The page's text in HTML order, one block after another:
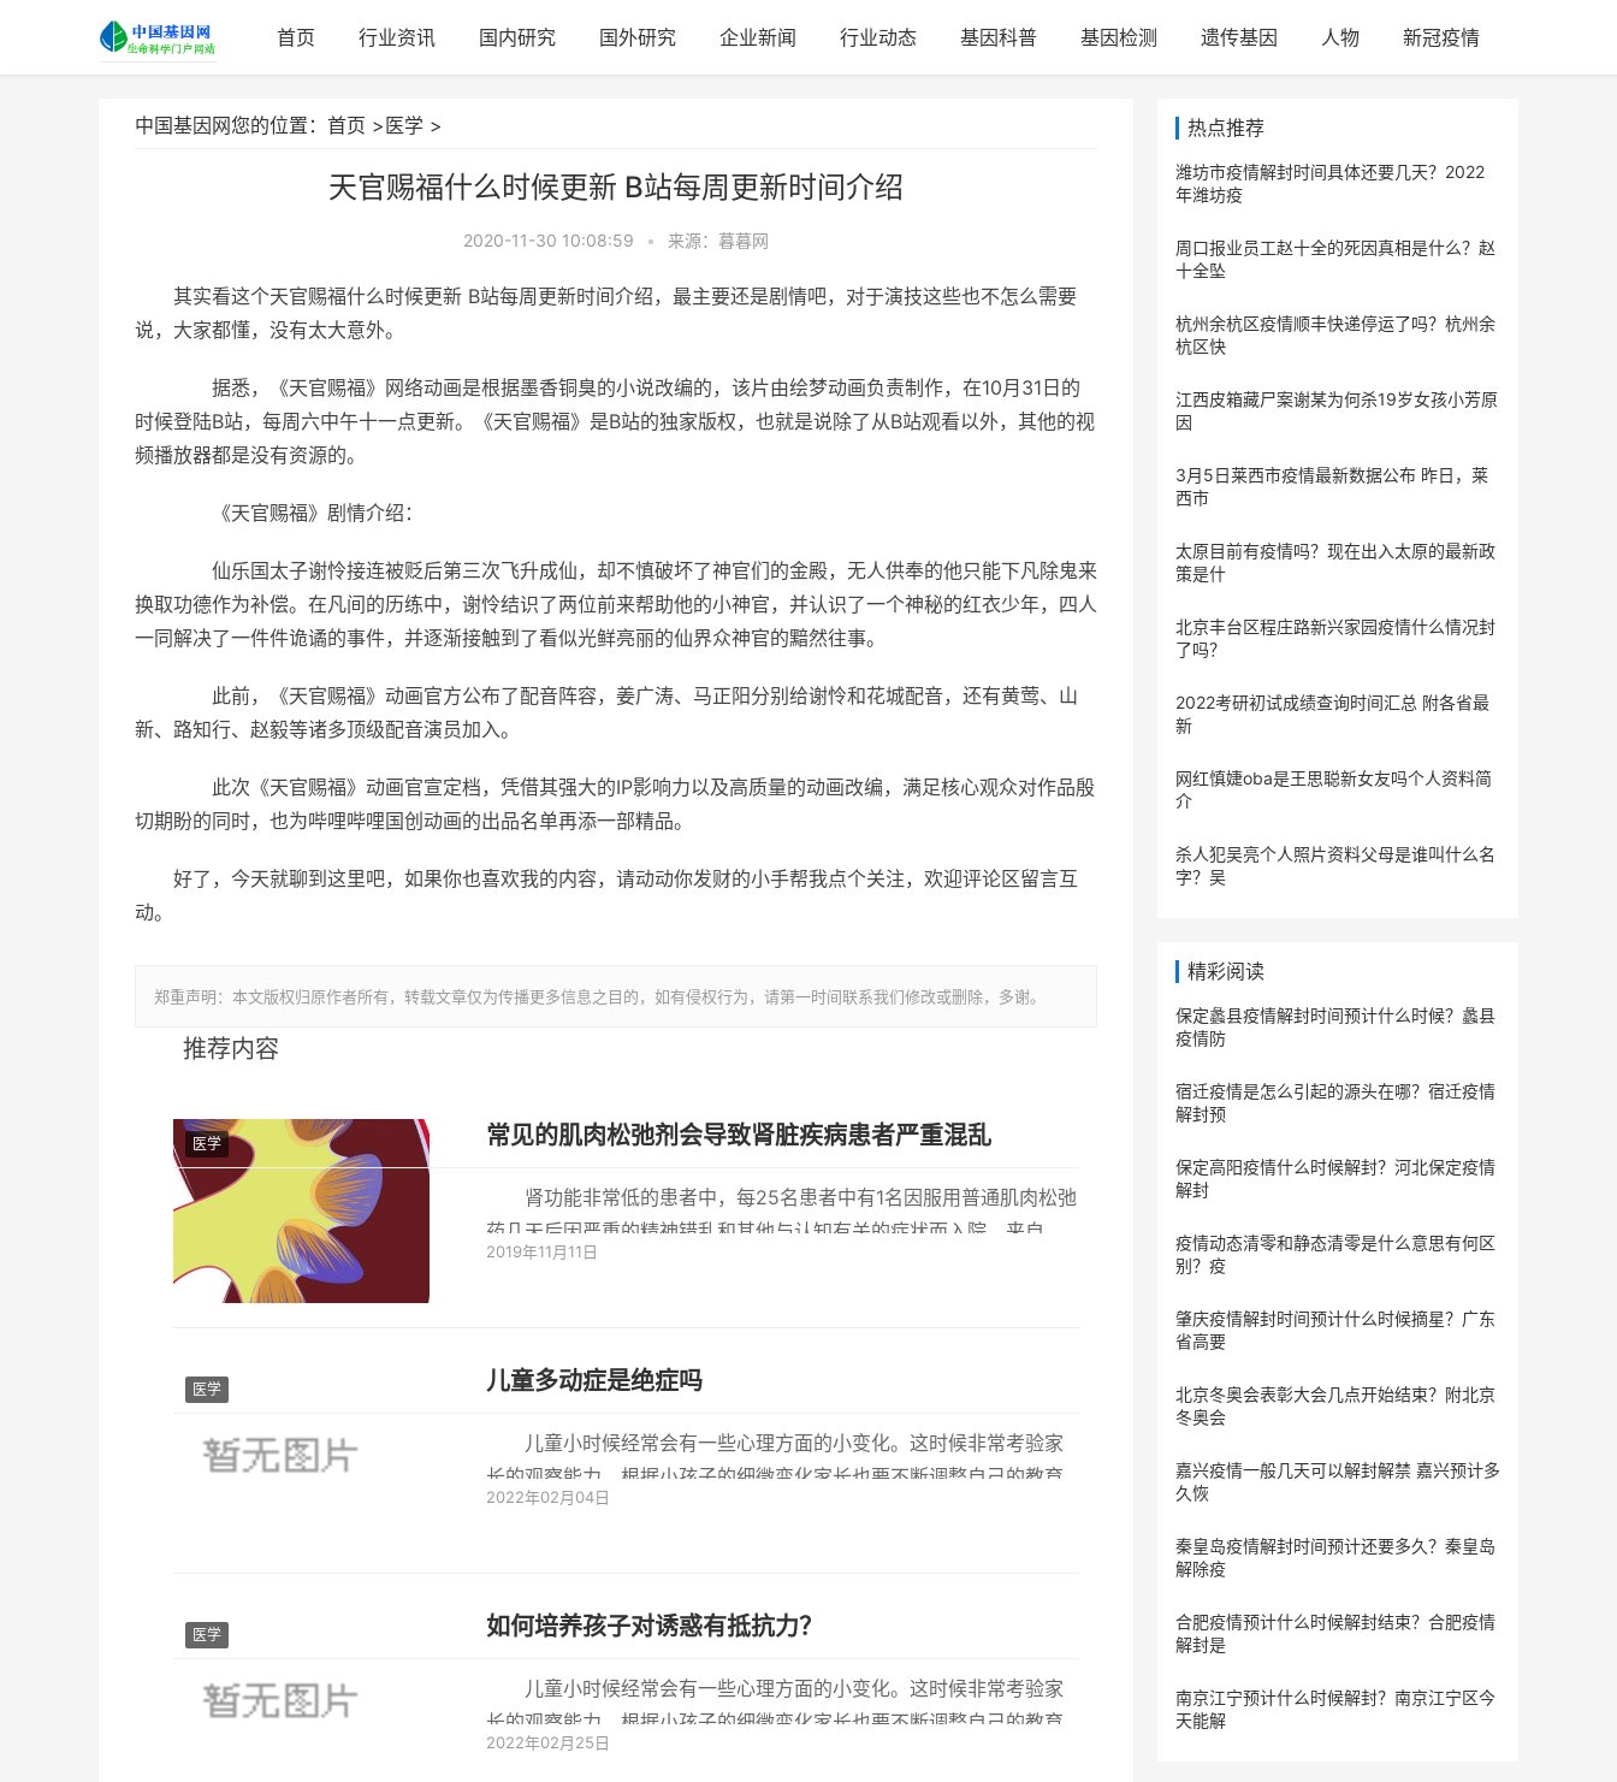
首页 行业资讯 国内研究 国外研究 企业新闻 行业动态 基因科普 基因检测 遗传基因 人物 新冠疫情
中国基因网您的位置： 首页 > 医学 >
天官赐福什么时候更新 B站每周更新时间介绍
2020-11-30 10:08:59 • 来源：暮暮网
其实看这个天官赐福什么时候更新 B站每周更新时间介绍，最主要还是剧情吧，对于演技这些也不怎么需要
说，大家都懂，没有太大意外。
据悉，《天官赐福》网络动画是根据墨香铜臭的小说改编的，该片由绘梦动画负责制作，在10月31日的
时候登陆B站，每周六中午十一点更新。《天官赐福》是B站的独家版权，也就是说除了从B站观看以外，其他的视
频播放器都是没有资源的。
《天官赐福》剧情介绍：
仙乐国太子谢怜接连被贬后第三次飞升成仙，却不慎破坏了神官们的金殿，无人供奉的他只能下凡除鬼来
换取功德作为补偿。在凡间的历练中，谢怜结识了两位前来帮助他的小神官，并认识了一个神秘的红衣少年，四人
一同解决了一件件诡谲的事件，并逐渐接触到了看似光鲜亮丽的仙界众神官的黯然往事。
此前，《天官赐福》动画官方公布了配音阵容，姜广涛、马正阳分别给谢怜和花城配音，还有黄莺、山
新、路知行、赵毅等诸多顶级配音演员加入。
此次《天官赐福》动画官宣定档，凭借其强大的IP影响力以及高质量的动画改编，满足核心观众对作品殷
切期盼的同时，也为哔哩哔哩国创动画的出品名单再添一部精品。
好了，今天就聊到这里吧，如果你也喜欢我的内容，请动动你发财的小手帮我点个关注，欢迎评论区留言互
动。
郑重声明：本文版权归原作者所有，转载文章仅为传播更多信息之目的，如有侵权行为，请第一时间联系我们修改或删除，多谢。
推荐内容
医学 常见的肌肉松弛剂会导致肾脏疾病患者严重混乱
肾功能非常低的患者中，每25名患者中有1名因服用普通肌肉松弛
药几天后因严重的精神错乱和其他与认知有关的症状而入院。来自
ICES Western，
2019年11月11日
医学 儿童多动症是绝症吗
儿童小时候经常会有一些心理方面的小变化。这时候非常考验家
长的观察能力。根据小孩子的细微变化家长也要不断调整自己的教育
模式和方法...
2022年02月04日
医学 如何培养孩子对诱惑有抵抗力？
儿童小时候经常会有一些心理方面的小变化。这时候非常考验家
长的观察能力。根据小孩子的细微变化家长也要不断调整自己的教育
模式和方法...
2022年02月25日
热点推荐
潍坊市疫情解封时间具体还要几天？2022
年潍坊疫
周口报业员工赵十全的死因真相是什么？赵
十全坠
杭州余杭区疫情顺丰快递停运了吗？杭州余
杭区快
江西皮箱藏尸案谢某为何杀19岁女孩小芳原
因
3月5日莱西市疫情最新数据公布 昨日，莱
西市
太原目前有疫情吗？现在出入太原的最新政
策是什
北京丰台区程庄路新兴家园疫情什么情况封
了吗？
2022考研初试成绩查询时间汇总 附各省最
新
网红慎婕oba是王思聪新女友吗个人资料简
介
杀人犯吴亮个人照片资料父母是谁叫什么名
字？吴
精彩阅读
保定蠡县疫情解封时间预计什么时候？蠡县
疫情防
宿迁疫情是怎么引起的源头在哪？宿迁疫情
解封预
保定​高阳疫情什么时候解封？河北保定疫情
解封
疫情动态清零和静态清零是什么意思有何区
别？疫
肇庆疫情解封时间预计什么时候摘星？广东
省高要
北京冬奥会表彰大会几点开始结束？附北京
冬奥会
嘉兴疫情一般几天可以解封解禁 嘉兴预计多
久恢
秦皇岛疫情解封时间预计还要多久？秦皇岛
解除疫
合肥疫情预计什么时候解封结束？合肥疫情
解封是
南京江宁预计什么时候解封？南京江宁区今
天能解